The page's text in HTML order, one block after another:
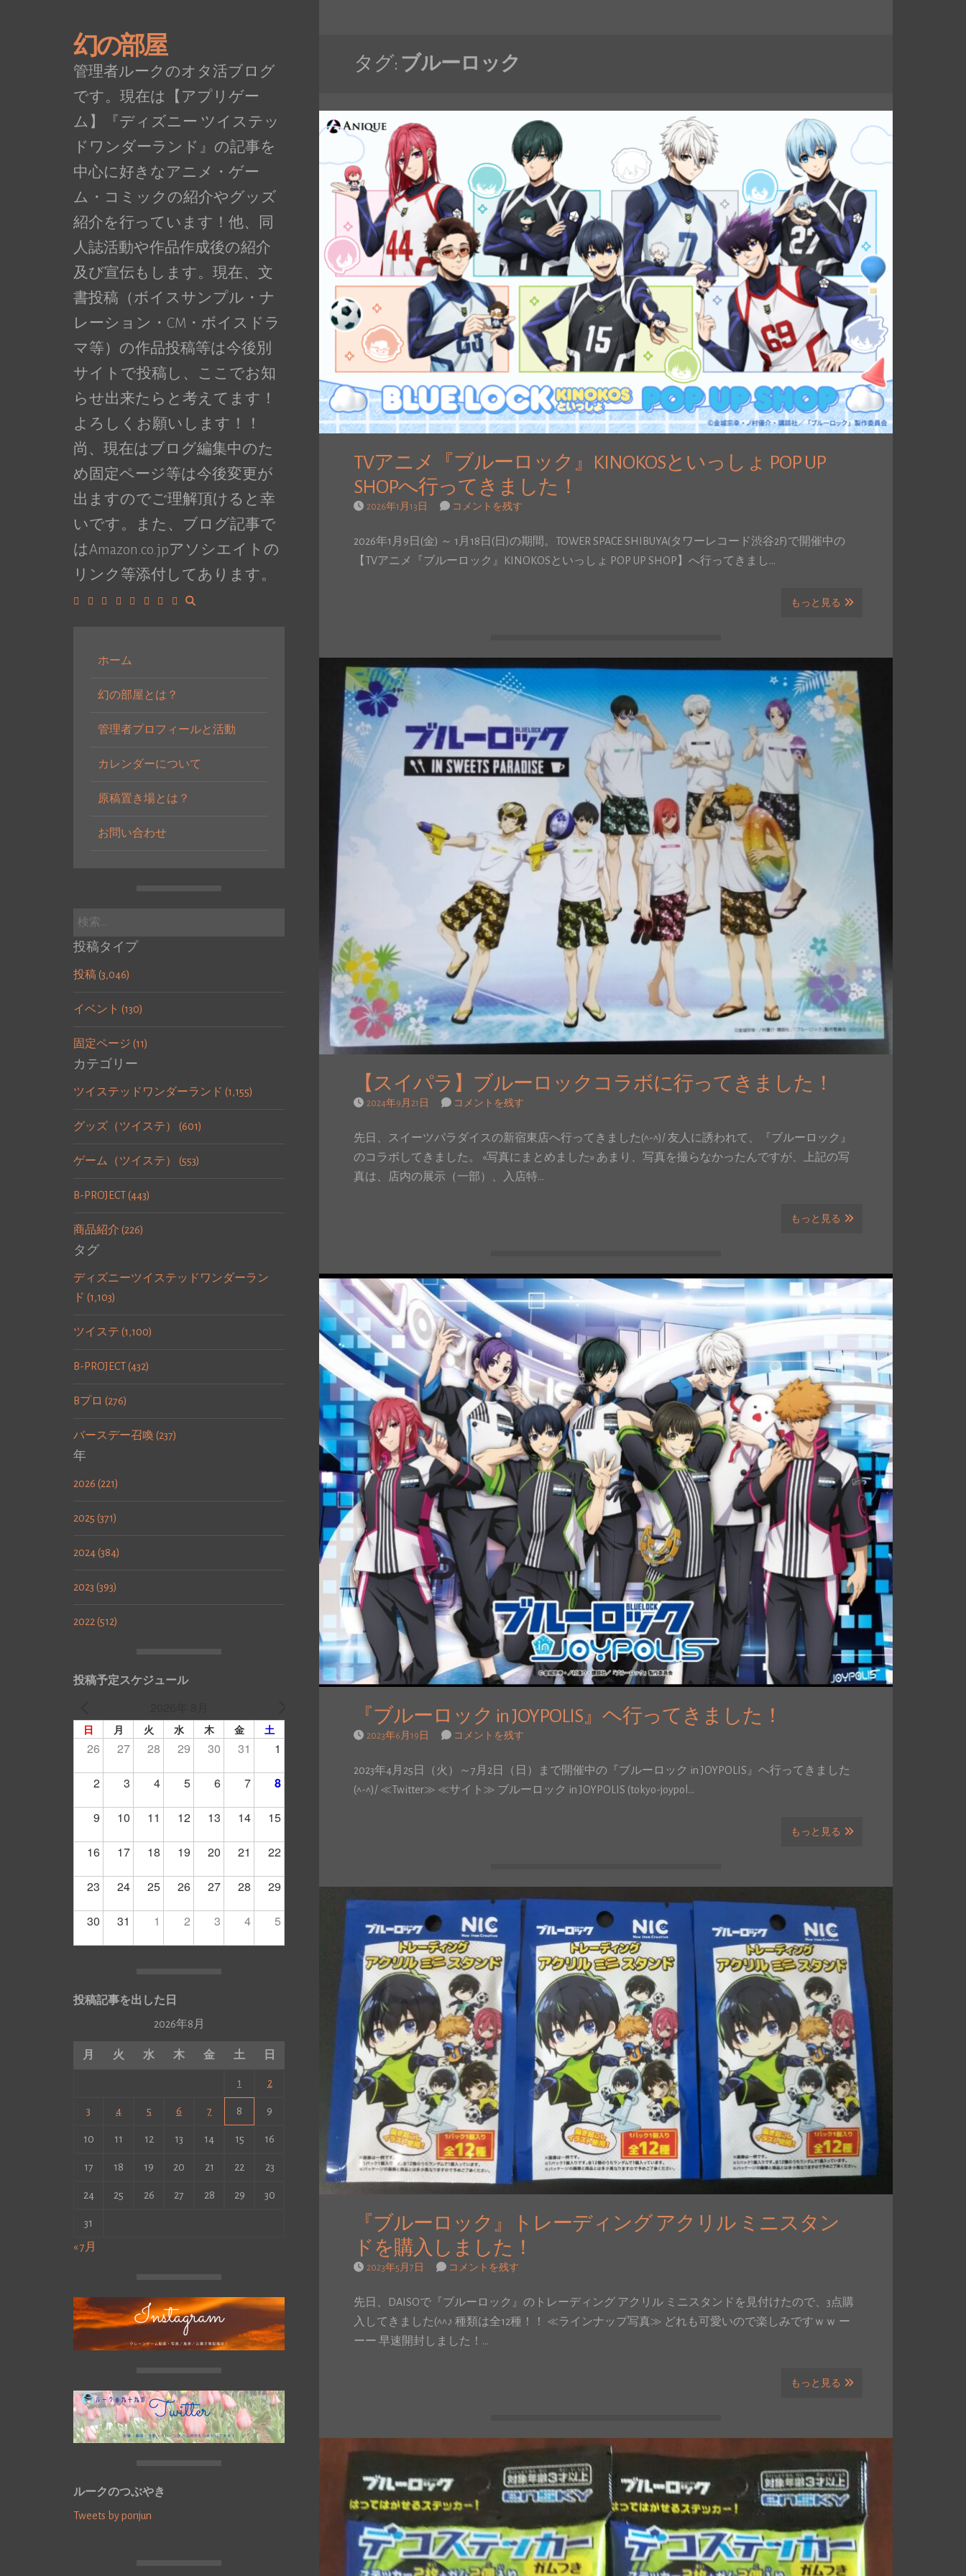
幻の部屋
管理者ルークのオタ活ブログ
です。現在は【アプリゲー
ム】『ディズニー ツイステッ
ドワンダーランド』の記事を
中心に好きなアニメ・ゲー
ム・コミックの紹介やグッズ
紹介を行っています！他、同
人誌活動や作品作成後の紹介
及び宣伝もします。現在、文
書投稿（ボイスサンプル・ナ
レーション・CM・ボイスドラ
マ等）の作品投稿等は今後別
サイトで投稿し、ここでお知
らせ出来たらと考えてます！
よろしくお願いします！！
尚、現在はブログ編集中のた
め固定ページ等は今後変更が
出ますのでご理解頂けると幸
いです。また、ブログ記事で
はAmazon.co.jpアソシエイトの
リンク等添付してあります。
ホーム
幻の部屋とは？
管理者プロフィールと活動
カレンダーについて
原稿置き場とは？
お問い合わせ
検
投稿タイプ
投稿 (3,046)
イベント (130)
固定ページ (11)
カテゴリー
ツイステッドワンダーランド (1,155)
グッズ（ツイステ） (601)
ゲーム（ツイステ） (553)
B-PROJECT (443)
商品紹介 (226)
タグ
ディズニーツイステッドワンダーラン
ド (1,103)
ツイステ (1,100)
B-PROJECT (432)
Bプロ (276)
バースデー召喚 (237)
年
2026 (221)
2025 (371)
2024 (384)
2023 (393)
2022 (512)
投稿予定スケジュール
日 月 火 水 木 金 土
26 27 28 29 30 31 1
2 3 4 5 6 7 8
9 10 11 12 13 14 15
16 17 18 19 20 21 22
23 24 25 26 27 28 29
30 31 1 2 3 4 5
投稿記事を出した日
2026年8月
月 火 水 木 金 土 日
1 2
3 4 5 6 7 8 9
10 11 12 13 14 15 16
17 18 19 20 21 22 23
24 25 26 27 28 29 30
31
« 7月
ルークのつぶやき
Tweets by ponjun
タグ: ブルーロック
TVアニメ『ブルーロック』KINOKOSといっしょ POP UP
SHOPへ行ってきました！
2026年1月13日 コメントを残す
2026年1月9日(金) ～ 1月18日(日)の期間。TOWER SPACE SHIBUYA(タワーレコード渋谷2F)で開催中の
【TVアニメ『ブルーロック』KINOKOSといっしょ POP UP SHOP】へ行ってきまし…
もっと見る
【スイパラ】ブルーロックコラボに行ってきました！
2024年9月21日 コメントを残す
先日、スイーツパラダイスの新宿東店へ行ってきました(^-^)/ 友人に誘われて、『ブルーロック』
のコラボしてきました。 «写真にまとめました» あまり、写真を撮らなかったんですが、上記の写
真は、店内の展示（一部）、入店特…
もっと見る
『ブルーロック in JOYPOLIS』ヘ行ってきました！
2023年6月19日 コメントを残す
2023年4月25日（火）～7月2日（日）まで開催中の『ブルーロック in JOYPOLIS』ヘ行ってきました
(^-^)/ ≪Twitter≫ ≪サイト≫ ブルーロック in JOYPOLIS (tokyo-joypol…
もっと見る
『ブルーロック』トレーディング アクリル ミニスタン
ドを購入しました！
2023年5月7日 コメントを残す
先日、DAISOで『ブルーロック』のトレーディング アクリル ミニスタンドを見付けたので、3点購
入してきました(^^♪ 種類は全12種！！ ≪ラインナップ写真≫ どれも可愛いので楽しみですｗｗ ー
ーー 早速開封しました！…
もっと見る